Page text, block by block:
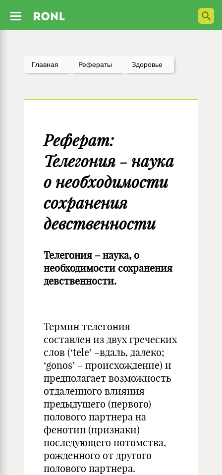
Главная Рефераты Здоровье
Реферат:
Телегония - наука
о необходимости
сохранения
девственности
Телегония – наука, о
необходимости сохранения
девственности.
Термин телегония
составлен из двух греческих
слов (‘tele’ –вдаль, далеко;
‘gonos’ – происхождение) и
предполагает возможность
отдаленного влияния
предыдущего (первого)
полового партнера на
фенотип (признаки)
последующего потомства,
рожденного от другого
полового партнера.